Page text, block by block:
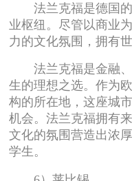
法兰克福是德国的
业枢纽。尽管以商业
力的文化氛围，拥有
法兰克福是金融、
生的理想之选。作为
构的所在地，这座城
机会。法兰克福拥有
文化的氛围营造出浓
学生。